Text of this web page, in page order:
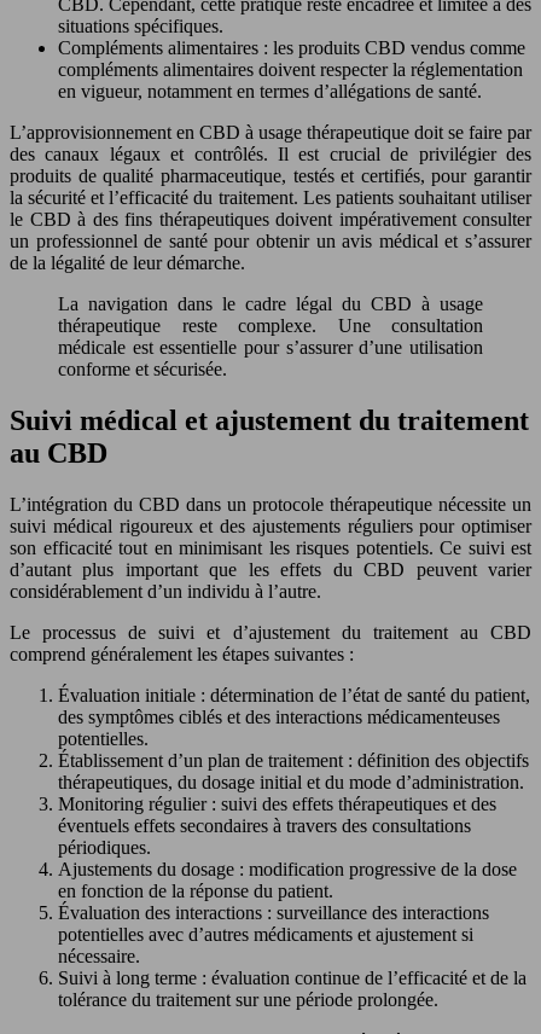
CBD. Cependant, cette pratique reste encadrée et limitée à des
situations spécifiques.
Compléments alimentaires : les produits CBD vendus comme
compléments alimentaires doivent respecter la réglementation
en vigueur, notamment en termes d’allégations de santé.
L’approvisionnement en CBD à usage thérapeutique doit se faire par
des canaux légaux et contrôlés. Il est crucial de privilégier des
produits de qualité pharmaceutique, testés et certifiés, pour garantir
la sécurité et l’efficacité du traitement. Les patients souhaitant utiliser
le CBD à des fins thérapeutiques doivent impérativement consulter
un professionnel de santé pour obtenir un avis médical et s’assurer
de la légalité de leur démarche.
La navigation dans le cadre légal du CBD à usage
thérapeutique reste complexe. Une consultation
médicale est essentielle pour s’assurer d’une utilisation
conforme et sécurisée.
Suivi médical et ajustement du traitement
au CBD
L’intégration du CBD dans un protocole thérapeutique nécessite un
suivi médical rigoureux et des ajustements réguliers pour optimiser
son efficacité tout en minimisant les risques potentiels. Ce suivi est
d’autant plus important que les effets du CBD peuvent varier
considérablement d’un individu à l’autre.
Le processus de suivi et d’ajustement du traitement au CBD
comprend généralement les étapes suivantes :
Évaluation initiale : détermination de l’état de santé du patient,
des symptômes ciblés et des interactions médicamenteuses
potentielles.
Établissement d’un plan de traitement : définition des objectifs
thérapeutiques, du dosage initial et du mode d’administration.
Monitoring régulier : suivi des effets thérapeutiques et des
éventuels effets secondaires à travers des consultations
périodiques.
Ajustements du dosage : modification progressive de la dose
en fonction de la réponse du patient.
Évaluation des interactions : surveillance des interactions
potentielles avec d’autres médicaments et ajustement si
nécessaire.
Suivi à long terme : évaluation continue de l’efficacité et de la
tolérance du traitement sur une période prolongée.